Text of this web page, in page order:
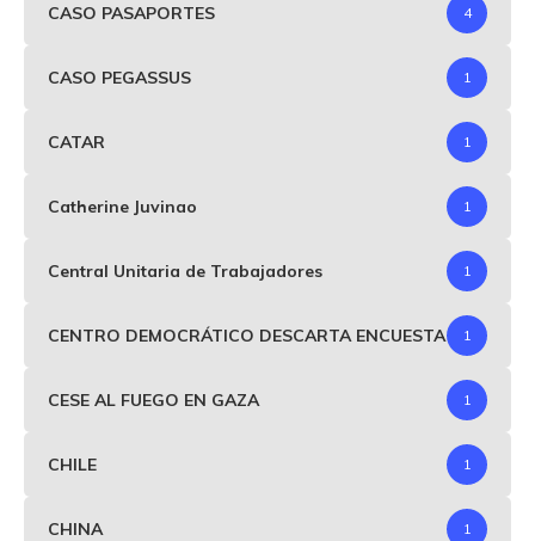
CASO PASAPORTES 4
CASO PEGASSUS 1
CATAR 1
Catherine Juvinao 1
Central Unitaria de Trabajadores 1
CENTRO DEMOCRÁTICO DESCARTA ENCUESTA 1
CESE AL FUEGO EN GAZA 1
CHILE 1
CHINA 1